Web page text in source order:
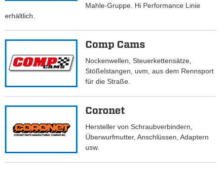
Mahle-Gruppe. Hi Performance Linie
erhältlich.
Comp Cams
Nockenwellen, Steuerkettensätze,
Stößelstangen, uvm, aus dem Rennsport
für die Straße.
Coronet
Hersteller von Schraubverbindern,
Überwurfmutter, Anschlüssen, Adaptern
usw.